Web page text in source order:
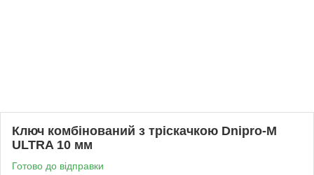
Ключ комбінований з тріскачкою Dnipro-M
ULTRA 10 мм
Готово до відправки